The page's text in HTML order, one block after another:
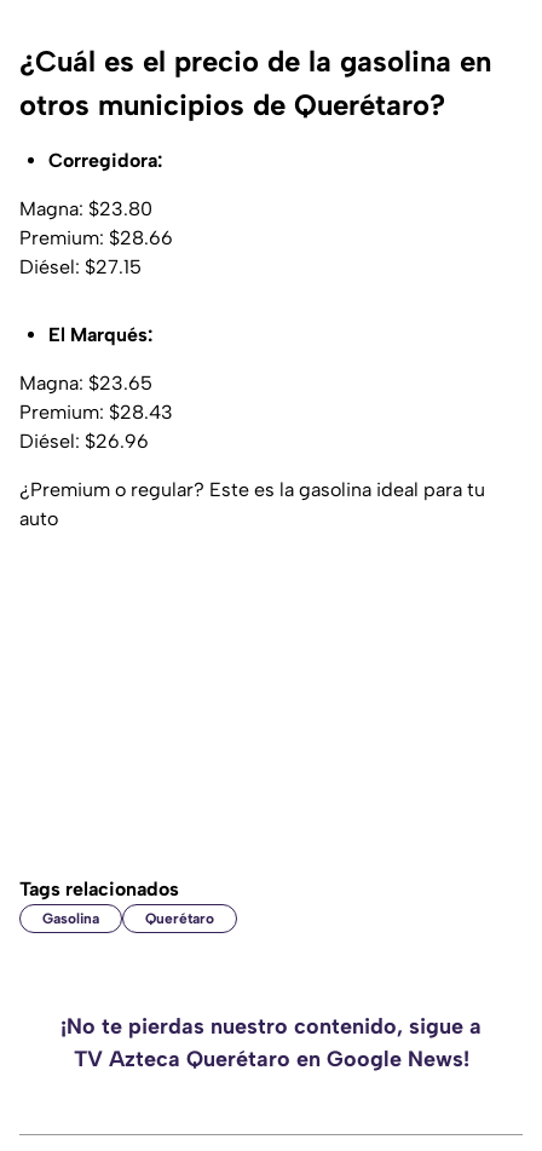
¿Cuál es el precio de la gasolina en
otros municipios de Querétaro?
Corregidora:
Magna: $23.80
Premium: $28.66
Diésel: $27.15
El Marqués:
Magna: $23.65
Premium: $28.43
Diésel: $26.96
¿Premium o regular? Este es la gasolina ideal para tu
auto
Tags relacionados
Gasolina Querétaro
¡No te pierdas nuestro contenido, sigue a
TV Azteca Querétaro en Google News!